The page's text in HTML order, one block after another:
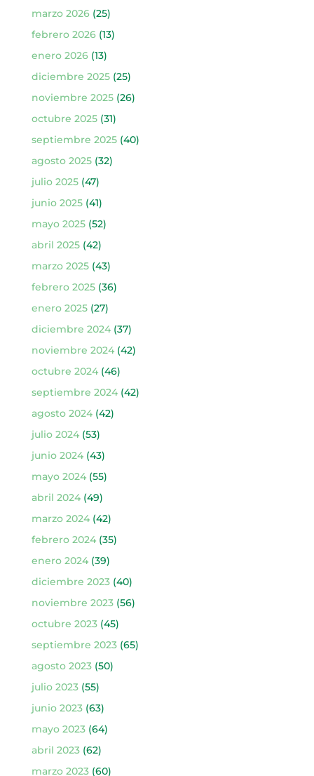
marzo 2026(25)
febrero 2026(13)
enero 2026(13)
diciembre 2025(25)
noviembre 2025(26)
octubre 2025(31)
septiembre 2025(40)
agosto 2025(32)
julio 2025(47)
junio 2025(41)
mayo 2025(52)
abril 2025(42)
marzo 2025(43)
febrero 2025(36)
enero 2025(27)
diciembre 2024(37)
noviembre 2024(42)
octubre 2024(46)
septiembre 2024(42)
agosto 2024(42)
julio 2024(53)
junio 2024(43)
mayo 2024(55)
abril 2024(49)
marzo 2024(42)
febrero 2024(35)
enero 2024(39)
diciembre 2023(40)
noviembre 2023(56)
octubre 2023(45)
septiembre 2023(65)
agosto 2023(50)
julio 2023(55)
junio 2023(63)
mayo 2023(64)
abril 2023(62)
marzo 2023(60)